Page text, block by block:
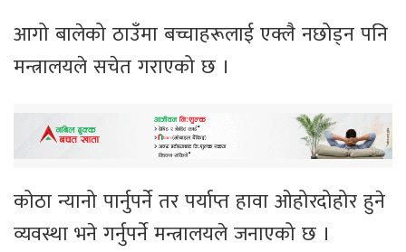
आगो बालेको ठाउँमा बच्चाहरूलाई एक्लै नछोड्न पनि
मन्त्रालयले सचेत गराएको छ ।
कोठा न्यानो पार्नुपर्ने तर पर्याप्त हावा ओहोरदोहोर हुने
व्यवस्था भने गर्नुपर्ने मन्त्रालयले जनाएको छ ।